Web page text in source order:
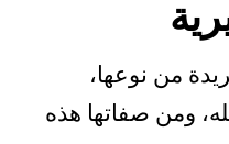
من نوعها،
ومن صفاتها هذه